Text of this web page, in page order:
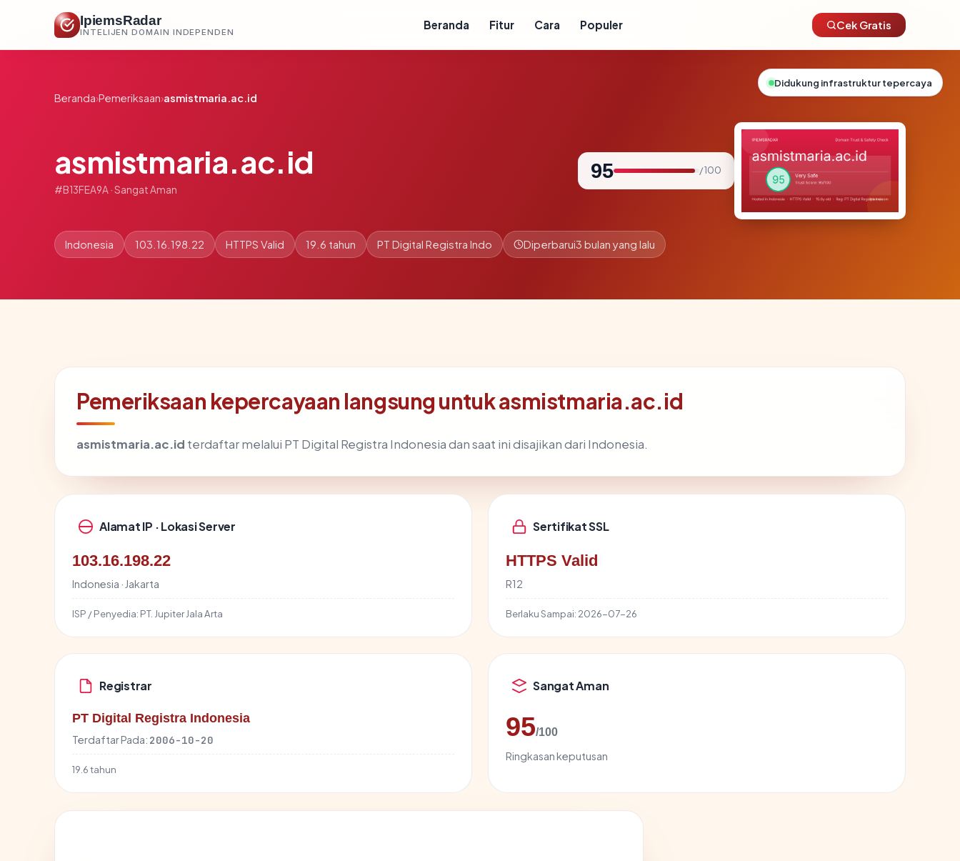
IpiemsRadar
INTELIJEN DOMAIN INDEPENDEN
Beranda Fitur Cara Populer Cek Gratis
Beranda›Pemeriksaan›asmistmaria.ac.id
asmistmaria.ac.id
#B13FEA9A · Sangat Aman
95 / 100
Indonesia 103.16.198.22 HTTPS Valid 19.6 tahun PT Digital Registra Indo Diperbarui3 bulan yang lalu
Pemeriksaan kepercayaan langsung untuk asmistmaria.ac.id
asmistmaria.ac.id terdaftar melalui PT Digital Registra Indonesia dan saat ini disajikan dari Indonesia.
Alamat IP · Lokasi Server
103.16.198.22
Indonesia · Jakarta
ISP / Penyedia: PT. Jupiter Jala Arta
Sertifikat SSL
HTTPS Valid
R12
Berlaku Sampai: 2026-07-26
Registrar
PT Digital Registra Indonesia
Terdaftar Pada: 2006-10-20
19.6 tahun
Sangat Aman
95/100
Ringkasan keputusan
Didukung infrastruktur tepercaya